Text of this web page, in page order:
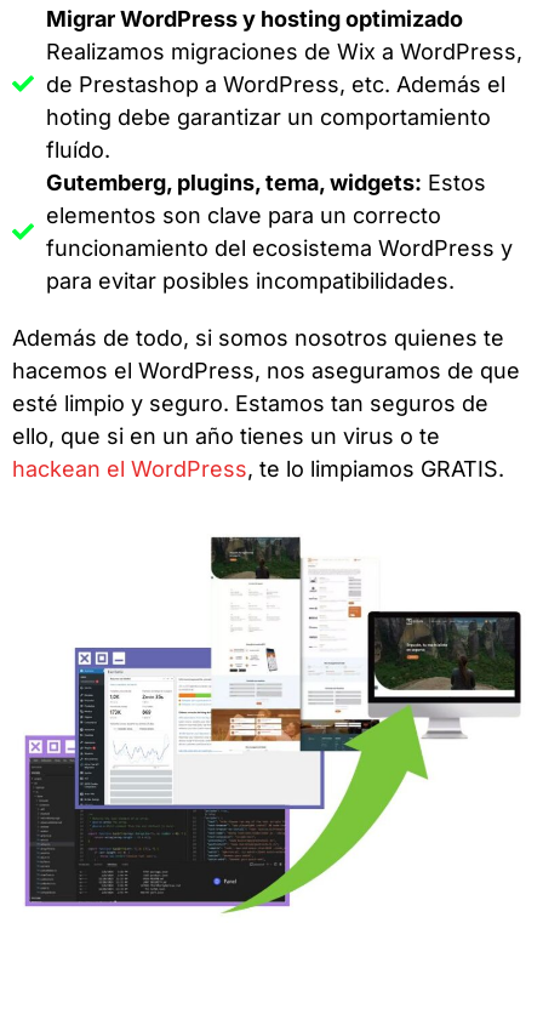
Migrar WordPress y hosting optimizado
Realizamos migraciones de Wix a WordPress,
de Prestashop a WordPress, etc. Además el
hoting debe garantizar un comportamiento
fluído.
Gutemberg, plugins, tema, widgets: Estos
elementos son clave para un correcto
funcionamiento del ecosistema WordPress y
para evitar posibles incompatibilidades.
Además de todo, si somos nosotros quienes te
hacemos el WordPress, nos aseguramos de que
esté limpio y seguro. Estamos tan seguros de
ello, que si en un año tienes un virus o te
hackean el WordPress, te lo limpiamos GRATIS.